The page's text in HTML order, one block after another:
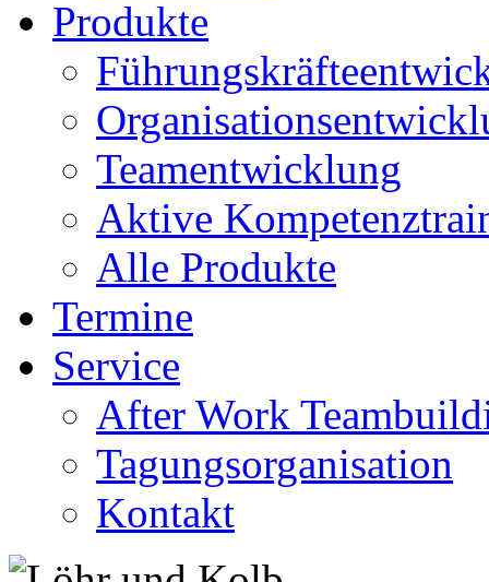
Produkte
Teamentwicklung
Aktive
Alle Produkte
Termine
Service
After Work
Tagungsorganisation
Kontakt